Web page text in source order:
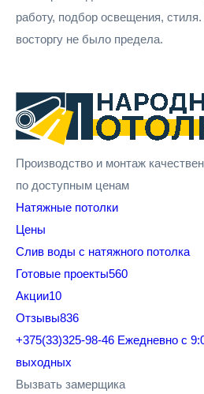
работу, подбор освещения,
восторгу не было предела.
Производство и монтаж
по доступным ценам
Натяжные потолки
Цены
Cлив воды с натяжного потолка
Готовые проекты560
Акции10
Отзывы836
+375(33)325-98-46 Ежедневно с
выходных
Вызвать замерщика